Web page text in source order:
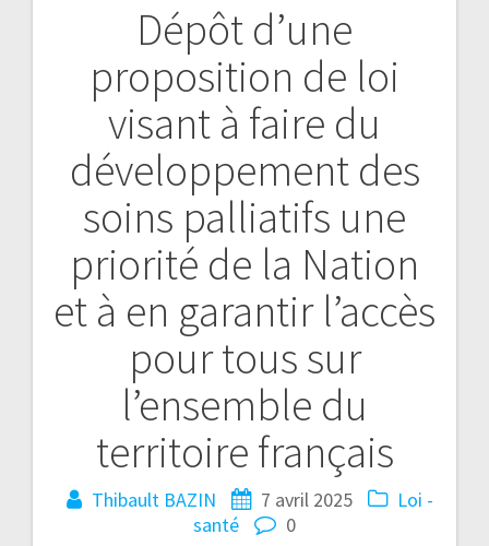
Dépôt d’une
proposition de loi
visant à faire du
développement des
soins palliatifs une
priorité de la Nation
et à en garantir l’accès
pour tous sur
l’ensemble du
territoire français
Thibault BAZIN 7 avril 2025
Loi -
santé
0